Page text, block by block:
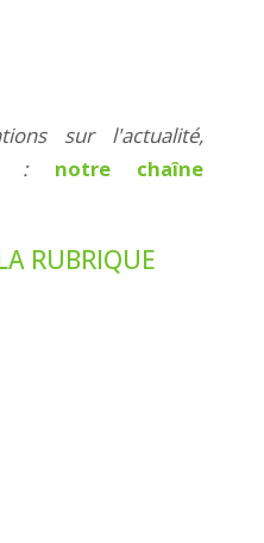
sur l'actualité,
: notre chaîne
RUBRIQUE